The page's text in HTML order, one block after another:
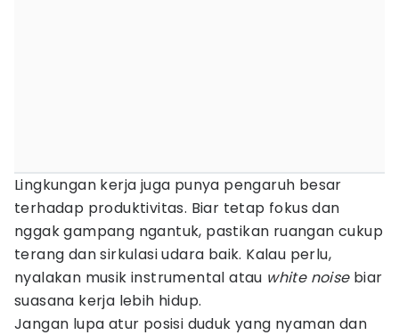
Lingkungan kerja juga punya pengaruh besar
terhadap produktivitas. Biar tetap fokus dan
nggak gampang ngantuk, pastikan ruangan cukup
terang dan sirkulasi udara baik. Kalau perlu,
nyalakan musik instrumental atau white noisebiar
suasana kerja lebih hidup.
Jangan lupa atur posisi duduk yang nyaman dan